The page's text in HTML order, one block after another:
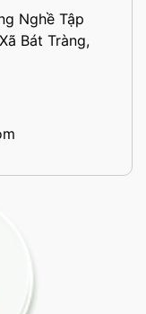
Nghề Tập
Bát Tràng,